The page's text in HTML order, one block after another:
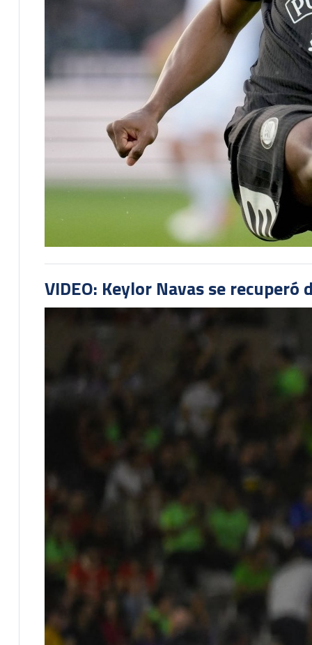
VIDEO: Keylor Navas se